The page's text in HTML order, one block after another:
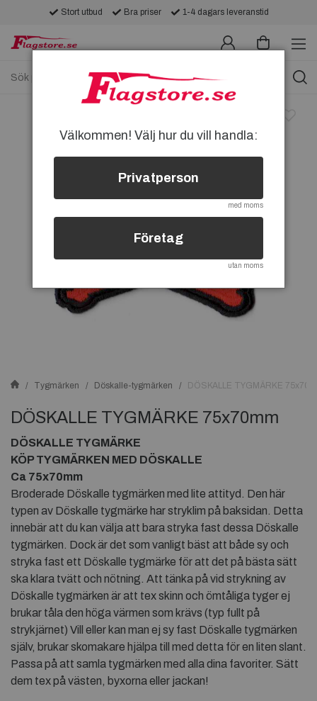
Stort utbud Bra priser 1-4 dagars leveranstid
Tygmärken Döskalle-tygmärken DÖSKALLE TYGMÄRKE
DÖSKALLE TYGMÄRKE 75x70mm
DÖSKALLE TYGMÄRKE
KÖP TYGMÄRKEN MED DÖSKALLE
Ca 75x70mm
Broderade Döskalle tygmärken med lite attityd. Den här
typen av Döskalle tygmärke har stryklim på baksidan. Detta
innebär att du kan välja att bara stryka fast dessa Döskalle
tygmärken. Dock är det som vanligt bäst att både sy och
stryka fast ett Döskalle tygmärke för att det på bästa sätt
ska klara tvätt och nötning. Att tänka på vid strykning av
Döskalle tygmärken är att tex skinn och ömtåliga tyger ej
brukar tåla den höga värmen som krävs (typ fullt på
strykjärnet) Vill eller kan man ej sy fast Döskalle tygmärken
själv, brukar skomakare hjälpa till med detta för en liten slant.
Passa på att samla tygmärken med alla dina favoriter. Sätt
dem tex på västen, byxorna eller jackan!
Välkommen! Välj hur du vill handla:
Privatperson
med moms
Företag
utan moms